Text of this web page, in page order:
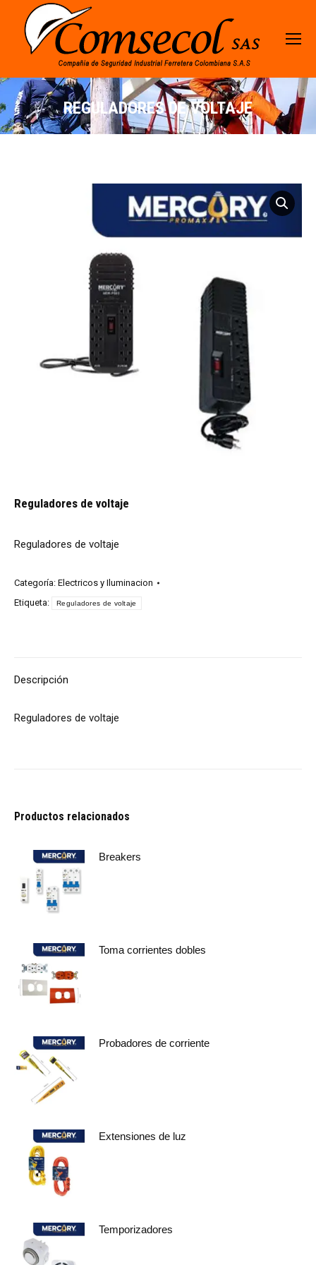
REGULADORES DE VOLTAJE
Reguladores de voltaje
Reguladores de voltaje
Categoría: Electricos y Iluminacion
Etiqueta:
Reguladores de voltaje
Descripción
Reguladores de voltaje
Productos relacionados
Breakers
Toma corrientes dobles
Probadores de corriente
Extensiones de luz
Temporizadores